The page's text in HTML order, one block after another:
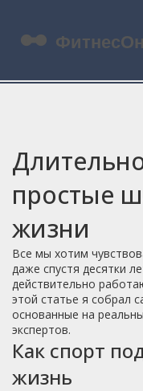
простые
жизни
Все мы хотим
даже спустя десятки
действительно
этой статье я собрал
основанные на
экспертов.
Как спорт
жизнь